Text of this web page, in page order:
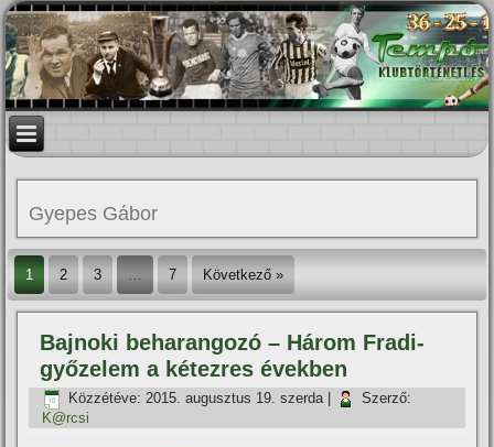
Gyepes Gábor
1 2 3 … 7 Következő »
Bajnoki beharangozó – Három Fradi-
győzelem a kétezres években
Közzétéve: 2015. augusztus 19. szerda|
Szerző:
K@rcsi